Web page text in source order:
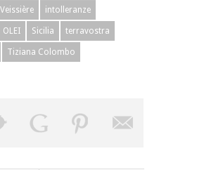
intolleranze
OLEI Sicilia terravostra
Tiziana Colombo